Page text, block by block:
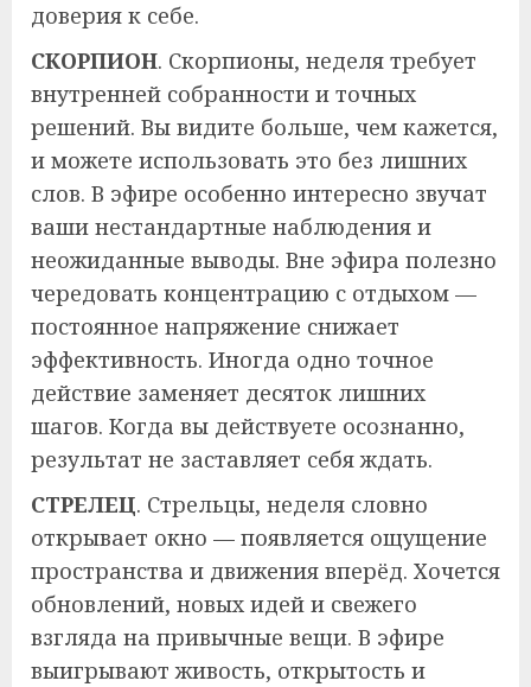
доверия к себе.
СКОРПИОН. Скорпионы, неделя требует
внутренней собранности и точных
решений. Вы видите больше, чем кажется,
и можете использовать это без лишних
слов. В эфире особенно интересно звучат
ваши нестандартные наблюдения и
неожиданные выводы. Вне эфира полезно
чередовать концентрацию с отдыхом —
постоянное напряжение снижает
эффективность. Иногда одно точное
действие заменяет десяток лишних
шагов. Когда вы действуете осознанно,
результат не заставляет себя ждать.
СТРЕЛЕЦ. Стрельцы, неделя словно
открывает окно — появляется ощущение
пространства и движения вперёд. Хочется
обновлений, новых идей и свежего
взгляда на привычные вещи. В эфире
выигрывают живость, открытость и